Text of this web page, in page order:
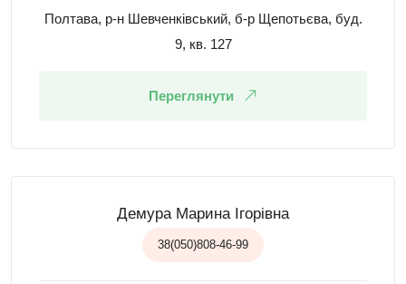
Полтава, р-н Шевченківський, б-р Щепотьєва, буд.
9, кв. 127
Переглянути
Демура Марина Ігорівна
38(050)808-46-99